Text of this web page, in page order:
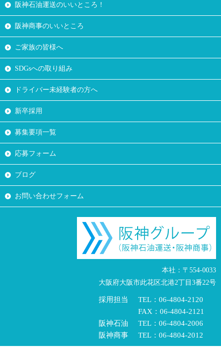
阪神石油運送のいいところ！
阪神商事のいいところ
ご家族の皆様へ
SDGsへの取り組み
ドライバー未経験者の方へ
新卒採用
募集要項一覧
応募フォーム
ブログ
お問い合わせフォーム
本社：〒554-0033
大阪府大阪市此花区北港2丁目3番22号
採用担当
TEL：06-4804-2120
FAX：06-4804-2121
阪神石油
TEL：06-4804-2006
阪神商事
TEL：06-4804-2012